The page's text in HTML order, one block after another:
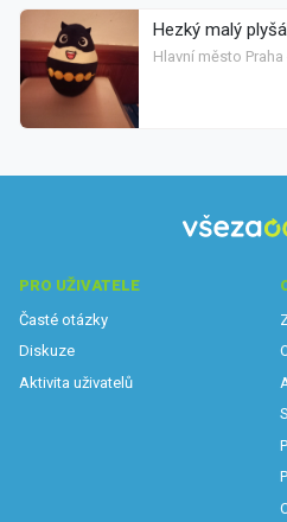
Hezký malý
Hlavní město Praha
PRO UŽIVATELE
Časté otázky
Diskuze
Aktivita uživatelů